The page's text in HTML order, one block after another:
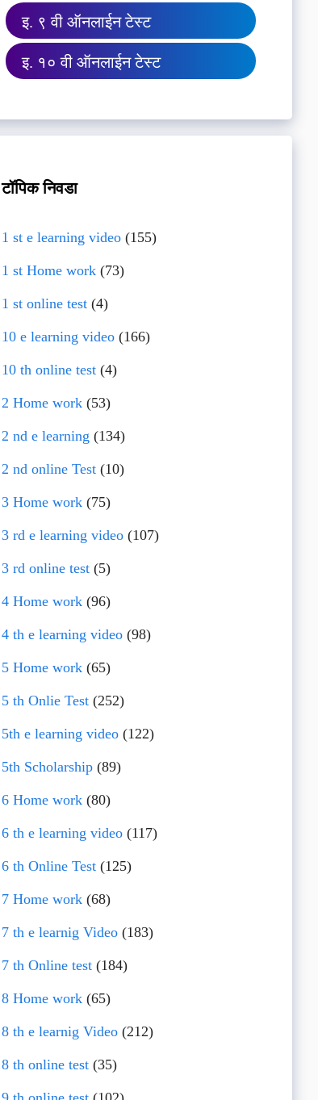
इ. ९ वी ऑनलाईन टेस्ट
इ. १० वी ऑनलाईन टेस्ट
टॉपिक निवडा
1 st e learning video(155)
1 st Home work(73)
1 st online test(4)
10 e learning video(166)
10 th online test(4)
2 Home work(53)
2 nd e learning (134)
2 nd online Test(10)
3 Home work(75)
3 rd e learning video(107)
3 rd online test(5)
4 Home work(96)
4 th e learning video(98)
5 Home work(65)
5 th Onlie Test(252)
5th e learning video(122)
5th Scholarship(89)
6 Home work(80)
6 th e learning video(117)
6 th Online Test(125)
7 Home work(68)
7 th e learnig Video(183)
7 th Online test(184)
8 Home work(65)
8 th e learnig Video(212)
8 th online test(35)